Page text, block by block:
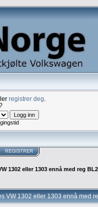
registrer deg
REGISTRER
1302 eller 1303 ennå med reg
VW 1302 eller 1303 ennå med